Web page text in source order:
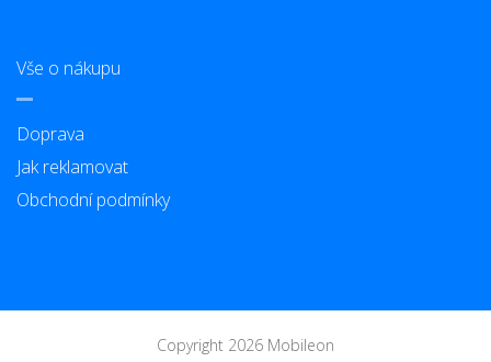
Vše o nákupu
Doprava
Jak reklamovat
Obchodní podmínky
Copyright 2026 Mobileon